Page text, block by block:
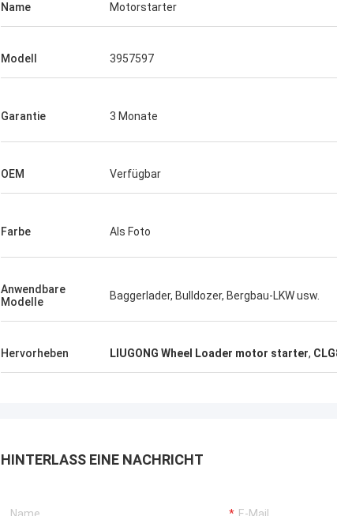
Name Motorstarter
Modell 3957597
Garantie 3 Monate
OEM Verfügbar
Farbe Als Foto
Anwendbare
Modelle
Baggerlader, Bulldozer, Bergbau-LKW usw.
Hervorheben LIUGONG Wheel Loader motor starter,
HINTERLASS EINE NACHRICHT